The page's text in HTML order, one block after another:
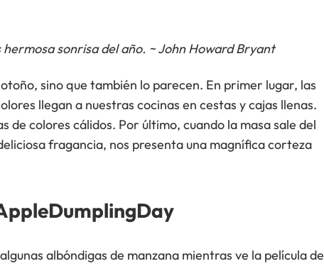
sonrisa del año. ~ John Howard Bryant
sino que también lo parecen. En primer lugar, las
llegan a nuestras cocinas en cestas y cajas llenas.
de colores cálidos. Por último, cuando la masa sale del
fragancia, nos presenta una magnífica corteza
albóndigas de manzana mientras ve la película de